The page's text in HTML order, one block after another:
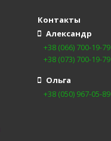
Контакты
Александр
+38 (066) 700-19-79
+38 (073) 700-19-79
Ольга
+38 (050) 967-05-89